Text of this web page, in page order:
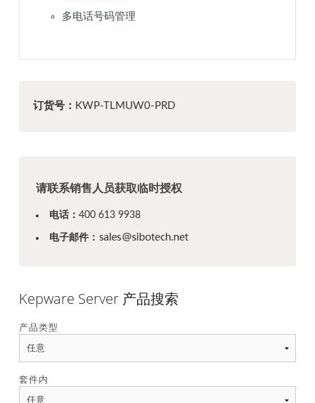
多电话号码管理
订货号： KWP-TLMUW0-PRD
请联系销售人员获取临时授权
电话： 400 613 9938
电子邮件：
Kepware Server 产品搜索
产品类型
套件内